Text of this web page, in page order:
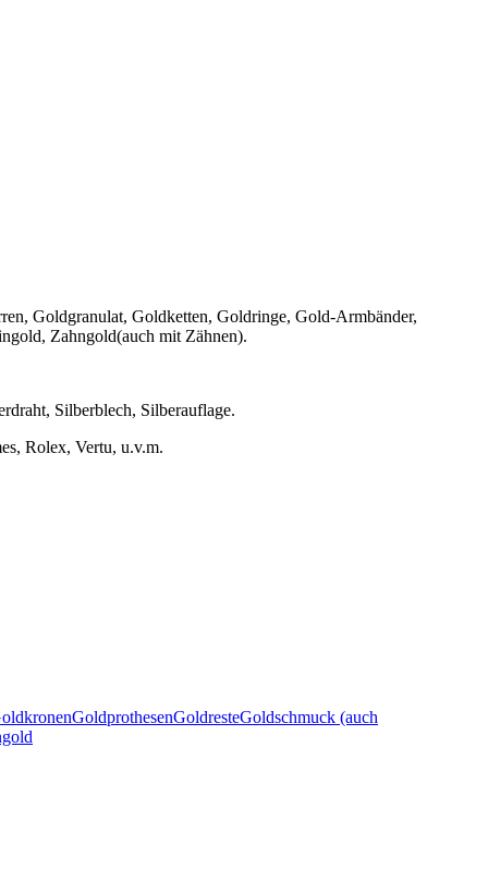
Goldgranulat, Goldketten, Goldringe, Gold-Armbänder,
Zahngold(auch mit Zähnen).
Silberblech, Silberauflage.
Rolex, Vertu, u.v.m.
GoldprothesenGoldresteGoldschmuck (auch